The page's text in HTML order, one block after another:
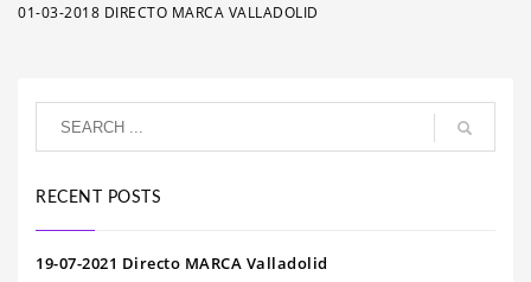
01-03-2018 DIRECTO MARCA VALLADOLID
RECENT POSTS
19-07-2021 Directo MARCA Valladolid